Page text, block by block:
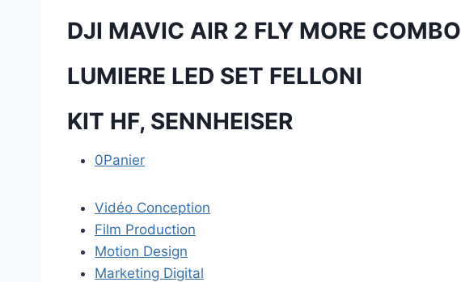
DJI MAVIC AIR 2 FLY MORE COMBO
LUMIERE LED SET FELLONI
KIT HF, SENNHEISER
0Panier
Vidéo Conception
Film Production
Motion Design
Marketing Digital